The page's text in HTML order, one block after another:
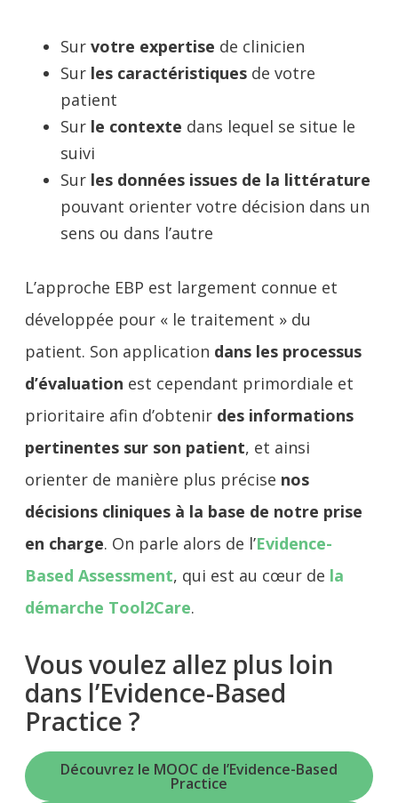
Sur votre expertise de clinicien
Sur les caractéristiques de votre
patient
Sur le contexte dans lequel se situe le
suivi
Sur les données issues de la littérature
pouvant orienter votre décision dans un
sens ou dans l’autre
L’approche EBP est largement connue et
développée pour « le traitement » du
patient. Son application dans les processus
d’évaluation est cependant primordiale et
prioritaire afin d’obtenir des informations
pertinentes sur son patient, et ainsi
orienter de manière plus précise nos
décisions cliniques à la base de notre prise
en charge. On parle alors de l’Evidence-
Based Assessment, qui est au cœur de la
démarche Tool2Care.
Vous voulez allez plus loin
dans l’Evidence-Based
Practice ?
Découvrez le MOOC de l’Evidence-Based
Practice